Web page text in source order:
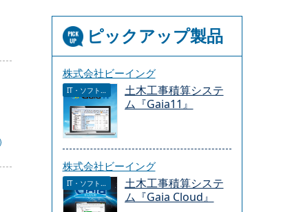
ピックアップ製品
株式会社ビーイング
IT・ソフトウェア
土木工事積算システ
ム『Gaia11』
株式会社ビーイング
IT・ソフトウェア
土木工事積算システ
ム『Gaia Cloud』